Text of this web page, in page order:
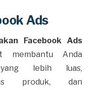
Ads
Facebook Ads
membantu Anda
yang lebih luas,
produk, dan